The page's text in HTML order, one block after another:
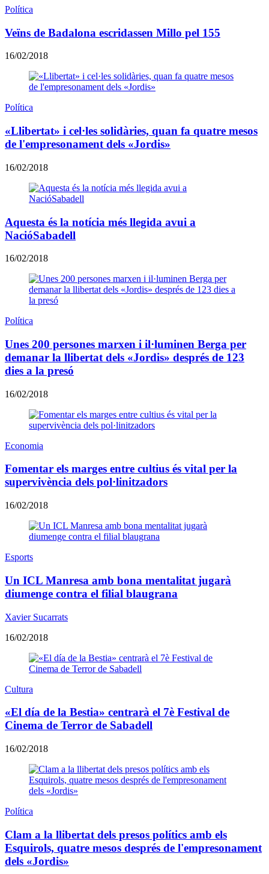
Política
Veïns de Badalona escridassen Millo pel 155
16/02/2018
Política
«Llibertat» i cel·les solidàries, quan fa quatre mesos
de l'empresonament dels «Jordis»
16/02/2018
Aquesta és la notícia més llegida avui a
NacióSabadell
16/02/2018
Política
Unes 200 persones marxen i il·luminen Berga per
demanar la llibertat dels «Jordis» després de 123
dies a la presó
16/02/2018
Economia
Fomentar els marges entre cultius és vital per la
supervivència dels pol·linitzadors
16/02/2018
Esports
Un ICL Manresa amb bona mentalitat jugarà
diumenge contra el filial blaugrana
Xavier Sucarrats
16/02/2018
Cultura
«El día de la Bestia» centrarà el 7è Festival de
Cinema de Terror de Sabadell
16/02/2018
Política
Clam a la llibertat dels presos polítics amb els
Esquirols, quatre mesos després de l'empresonament
dels «Jordis»